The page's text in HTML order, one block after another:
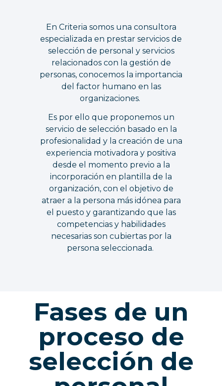
En Criteria somos una consultora
especializada en prestar servicios de
selección de personal y servicios
relacionados con la gestión de
personas, conocemos la importancia
del factor humano en las
organizaciones.
Es por ello que proponemos un
servicio de selección basado en la
profesionalidad y la creación de una
experiencia motivadora y positiva
desde el momento previo a la
incorporación en plantilla de la
organización, con el objetivo de
atraer a la persona más idónea para
el puesto y garantizando que las
competencias y habilidades
necesarias son cubiertas por la
persona seleccionada.
Fases de un
proceso de
selección de